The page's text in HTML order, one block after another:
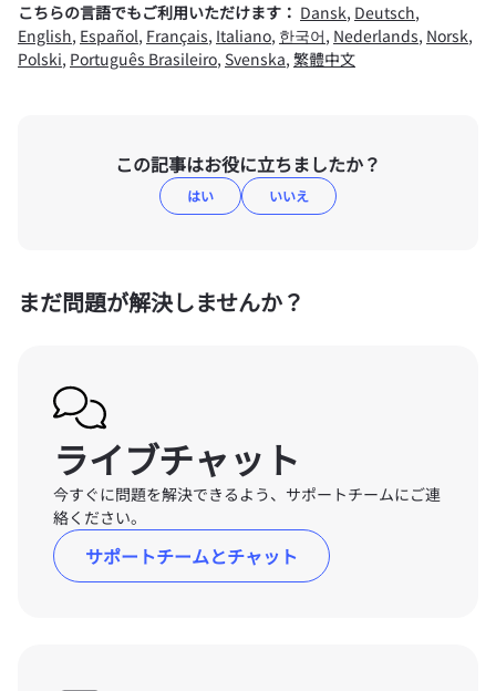
こちらの言語でもご利用いただけます： Dansk, Deutsch,
English, Español, Français, Italiano, 한국어, Nederlands, Norsk,
Polski, Português Brasileiro, Svenska, 繁體中文
この記事はお役に立ちましたか？
はい いいえ
まだ問題が解決しませんか？
ライブチャット
今すぐに問題を解決できるよう、サポートチームにご連
絡ください。
サポートチームとチャット